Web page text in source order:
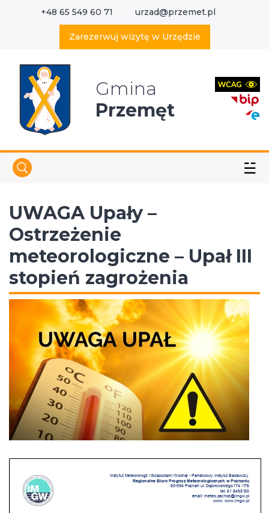
+48 65 549 60 71 urzad@przemet.pl
Zarezerwuj wizytę w Urzędzie
Gmina
Przemęt
☱
UWAGA Upały –
Ostrzeżenie
meteorologiczne – Upał III
stopień zagrożenia
Wyszukaj w serwisie